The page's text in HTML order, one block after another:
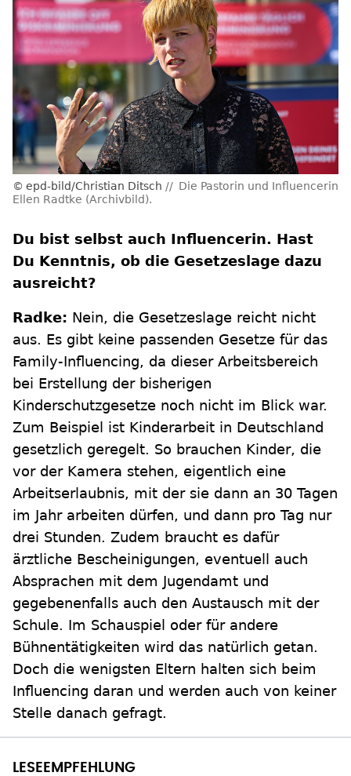
epd-bild/Christian Ditsch
Die Pastorin und Influencerin
Ellen Radtke (Archivbild).
Du bist selbst auch Influencerin. Hast
Du Kenntnis, ob die Gesetzeslage dazu
ausreicht?
Radke: Nein, die Gesetzeslage reicht nicht
aus. Es gibt keine passenden Gesetze für das
Family-Influencing, da dieser Arbeitsbereich
bei Erstellung der bisherigen
Kinderschutzgesetze noch nicht im Blick war.
Zum Beispiel ist Kinderarbeit in Deutschland
gesetzlich geregelt. So brauchen Kinder, die
vor der Kamera stehen, eigentlich eine
Arbeitserlaubnis, mit der sie dann an 30 Tagen
im Jahr arbeiten dürfen, und dann pro Tag nur
drei Stunden. Zudem braucht es dafür
ärztliche Bescheinigungen, eventuell auch
Absprachen mit dem Jugendamt und
gegebenenfalls auch den Austausch mit der
Schule. Im Schauspiel oder für andere
Bühnentätigkeiten wird das natürlich getan.
Doch die wenigsten Eltern halten sich beim
Influencing daran und werden auch von keiner
Stelle danach gefragt.